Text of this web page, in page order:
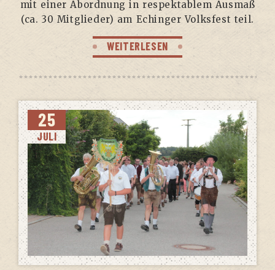
mit einer Abord­nung in respek­ta­blem Aus­maß
(ca. 30 Mit­glie­der) am Echin­ger Volks­fest teil.
WEITERLESEN
25
JULI